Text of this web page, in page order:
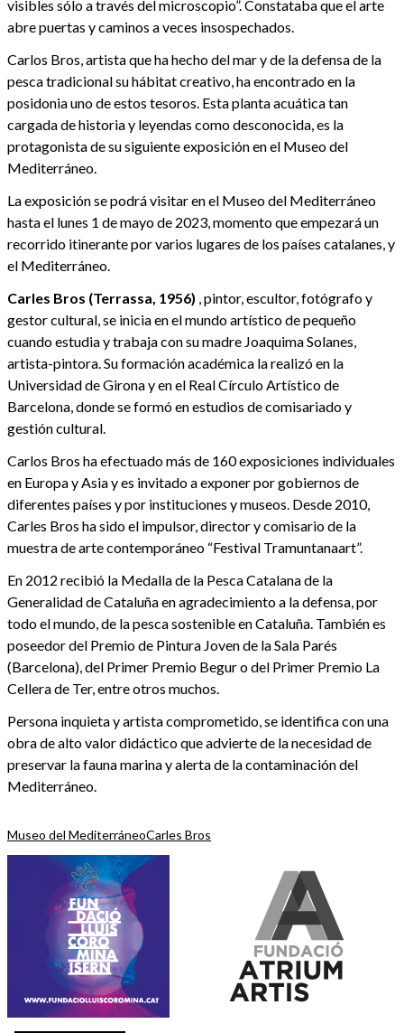
visibles sólo a través del microscopio”. Constataba que el arte
abre puertas y caminos a veces insospechados.
Carlos Bros, artista que ha hecho del mar y de la defensa de la
pesca tradicional su hábitat creativo, ha encontrado en la
posidonia uno de estos tesoros. Esta planta acuática tan
cargada de historia y leyendas como desconocida, es la
protagonista de su siguiente exposición en el Museo del
Mediterráneo.
La exposición se podrá visitar en el Museo del Mediterráneo
hasta el lunes 1 de mayo de 2023, momento que empezará un
recorrido itinerante por varios lugares de los países catalanes, y
el Mediterráneo.
Carles Bros (Terrassa, 1956) , pintor, escultor, fotógrafo y
gestor cultural, se inicia en el mundo artístico de pequeño
cuando estudia y trabaja con su madre Joaquima Solanes,
artista-pintora. Su formación académica la realizó en la
Universidad de Girona y en el Real Círculo Artístico de
Barcelona, donde se formó en estudios de comisariado y
gestión cultural.
Carlos Bros ha efectuado más de 160 exposiciones individuales
en Europa y Asia y es invitado a exponer por gobiernos de
diferentes países y por instituciones y museos. Desde 2010,
Carles Bros ha sido el impulsor, director y comisario de la
muestra de arte contemporáneo “Festival Tramuntanaart”.
En 2012 recibió la Medalla de la Pesca Catalana de la
Generalidad de Cataluña en agradecimiento a la defensa, por
todo el mundo, de la pesca sostenible en Cataluña. También es
poseedor del Premio de Pintura Joven de la Sala Parés
(Barcelona), del Primer Premio Begur o del Primer Premio La
Cellera de Ter, entre otros muchos.
Persona inquieta y artista comprometido, se identifica con una
obra de alto valor didáctico que advierte de la necesidad de
preservar la fauna marina y alerta de la contaminación del
Mediterráneo.
Museo del MediterráneoCarles Bros